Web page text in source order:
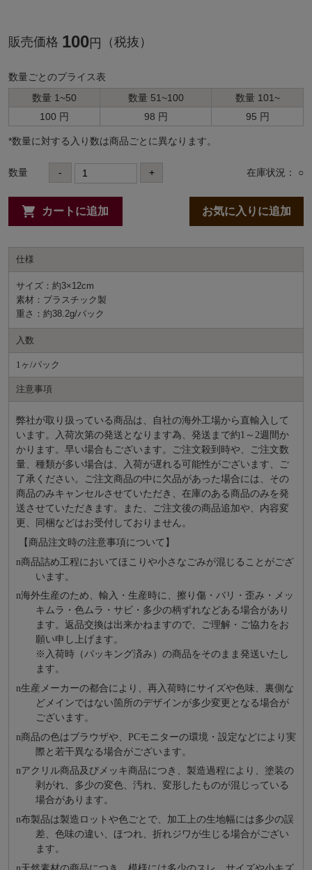
販売価格 100円 （税抜）
数量ごとのプライス表
数量 1~50
数量 51~100
数量 101~
100 円
98 円 95 円
*数量に対する⼊り数は商品ごとに異なります。
数量 - + 在庫状況： ○
カートに追加 お気に入りに追加
仕様
サイズ：約3×12cm
素材：プラスチック製
重さ：約38.2g/パック
入数
1ヶ/パック
注意事項
弊社が取り扱っている商品は、自社の海外工場から直輸入して
います。入荷次第の発送となります為、発送まで約1～2週間か
かります。早い場合もございます。ご注文殺到時や、ご注文数
量、種類が多い場合は、入荷が遅れる可能性がございます、ご
了承ください。ご注文商品の中に欠品があった場合には、その
商品のみキャンセルさせていただき、在庫のある商品のみを発
送させていただきます。また、ご注文後の商品追加や、内容変
更、同梱などはお受付しておりません。
【商品注文時の注意事項について】
n商品詰め⼯程においてほこりや⼩さなごみが混じることがござ
います。
n海外⽣産のため、輸⼊・⽣産時に、擦り傷・バリ・歪み・メッ
キムラ・色ムラ・サビ・多少の柄ずれなどある場合があり
ます。返品交換は出来かねますので、ご理解・ご協⼒をお
願い申し上げます。
※⼊荷時（パッキング済み）の商品をそのまま発送いたし
ます。
n⽣産メーカーの都合により、再⼊荷時にサイズや⾊味、裏側な
どメインではない箇所のデザインが多少変更となる場合が
ございます。
n商品の⾊はブラウザや、PCモニターの環境・設定などにより実
際と若⼲異なる場合がございます。
nアクリル商品及びメッキ商品につき、製造過程により、塗装の
剥がれ、多少の変色、汚れ、変形したものが混じっている
場合があります。
n布製品は製造ロットや色ごとで、加工上の生地幅には多少の誤
差、色味の違い、ほつれ、折れジワが生じる場合がござい
ます。